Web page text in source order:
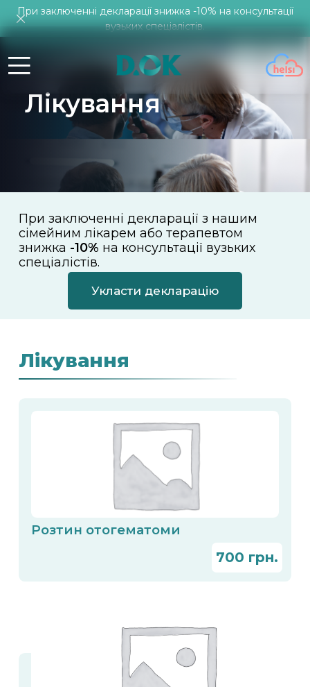
Лікування
При заключенні декларації з нашим
сімейним лікарем або терапевтом
знижка -10% на консультації вузьких
спеціалістів.
Укласти декларацію
Лікування
Розтин отогематоми
700
При заключенні декларації знижка -10% на консультації
вузьких спеціалістів.